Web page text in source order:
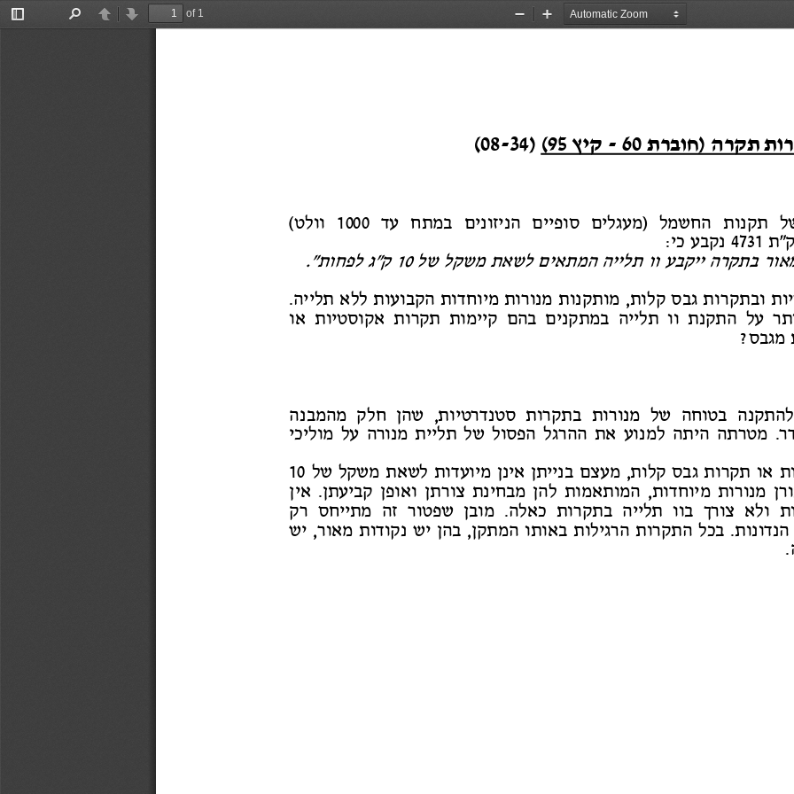
Toggle
PreviousNext
of 1
Zoom
Zoom
תתתקרה )חובר 60
- ץקי 95
(
)
34
-
08
(
עד חם במתם הניזונים סופיישמל )מעגלית החתקנו 1000
(וולט
ת 4731
:ע כינקב
של ת משקלה המתאים לשאותלייבעוורבתקרה ייק 10
. ק"ג לפחות"
ת ובתקר ה.אתליית ללת הקבועות מיוחדות מנורו מותקנו ,תסקלות גבו
ות את אקוסטיות תקרום קיימום בהה במתקניו תליית ועל התקנ תר
?בסמג
הק מהמבנהן חלת, שת סטנדרטיות בתקרושל מנורו הה בטוח
ה לה היתמטרת ליכיעל מו הת מנורשל תליי ולל הפסת ההרגוע אמנ
של קלת משת לשאאינן מיועדו תןם בניית, מעצבס קלות גו תקרות א
10
ןתן. איפן קביעואו תןת צורהן מבחינת לת, המותאמות מיוחדון מנורו
בןה. מות כאלה בתקרוו תליירך בוולא צו ת קחס רה מתייור זשפט
שור, ית מאש נקודוהן יקן, בו המתת באותת הרגילובכל התקרו ת.
.